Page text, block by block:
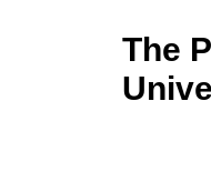
The